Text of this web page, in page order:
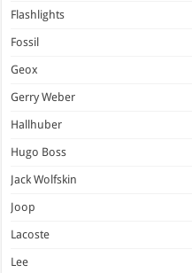
Flashlights
Fossil
Geox
Gerry Weber
Hallhuber
Hugo Boss
Jack Wolfskin
Joop
Lacoste
Lee